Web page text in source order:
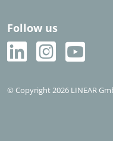
Follow us
© Copyright 2026 LINEAR